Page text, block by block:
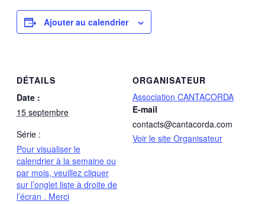
Ajouter au calendrier
DÉTAILS
Date :
15 septembre
Série :
Pour visualiser le
calendrier à la semaine ou
par mois, veuillez cliquer
sur l’onglet liste à droite de
l’écran . Merci
ORGANISATEUR
Association CANTACORDA
E-mail
contacts@cantacorda.com
Voir le site Organisateur